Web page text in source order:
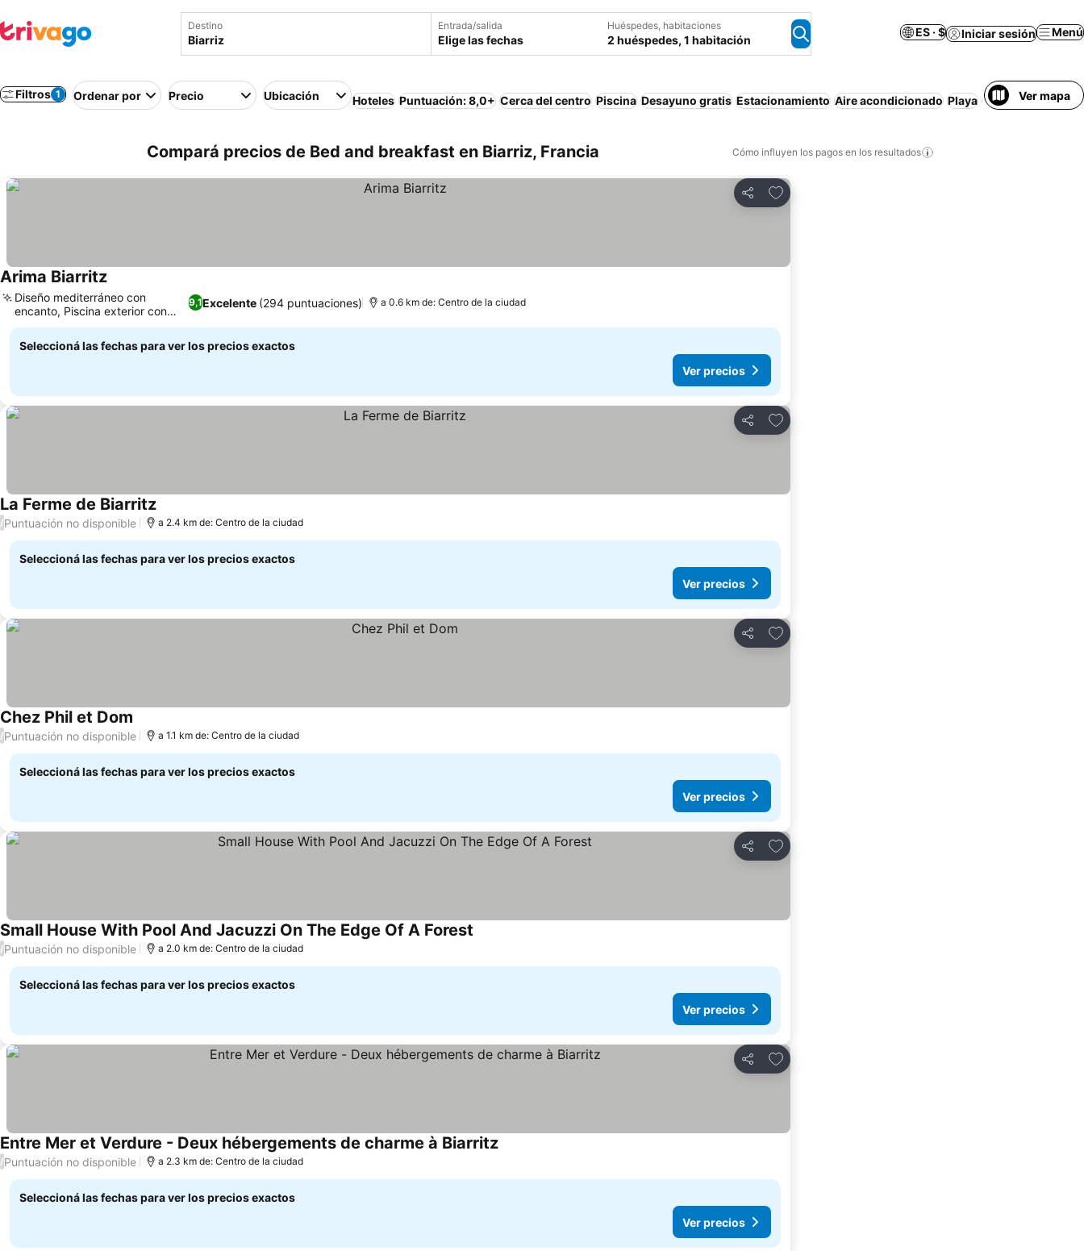
Destino Entrada/salida
Elige las fechas
Huéspedes, habitaciones
2 huéspedes, 1 habitación
ES · $ Iniciar sesión Menú
Filtros 1 Ordenar por Precio Ubicación Hoteles Puntuación: 8,0+ Cerca del centro Piscina Desayuno gratis Estacionamiento Aire acondicionado Playa Departamento
Ver mapa
Compará precios de Bed and breakfast en Biarriz, Francia Cómo influyen los pagos en los resultados
Compartir
Añadir a favoritos
Arima Biarritz
9,1Excelente (294 puntuaciones)
Diseño mediterráneo con
encanto, Piscina exterior con
solárium
a 0.6 km de: Centro de la ciudad
Seleccioná las fechas para ver los precios exactos
Ver precios
Compartir
Añadir a favoritos
La Ferme de Biarritz
/Puntuación no disponible a 2.4 km de: Centro de la ciudad
Seleccioná las fechas para ver los precios exactos
Ver precios
Compartir
Añadir a favoritos
Chez Phil et Dom
/Puntuación no disponible a 1.1 km de: Centro de la ciudad
Seleccioná las fechas para ver los precios exactos
Ver precios
Compartir
Añadir a favoritos
Small House With Pool And Jacuzzi On The Edge Of A Forest
/Puntuación no disponible a 2.0 km de: Centro de la ciudad
Seleccioná las fechas para ver los precios exactos
Ver precios
Compartir
Añadir a favoritos
Entre Mer et Verdure - Deux hébergements de charme à Biarritz
/Puntuación no disponible a 2.3 km de: Centro de la ciudad
Seleccioná las fechas para ver los precios exactos
Ver precios